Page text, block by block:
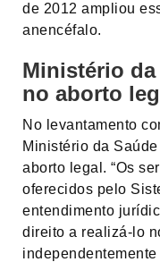
de 2012 ampliou
anencéfalo.
Ministério
no aborto
No levantamento
Ministério da
aborto legal. “Os
oferecidos pelo
entendimento
direito a realizá-lo